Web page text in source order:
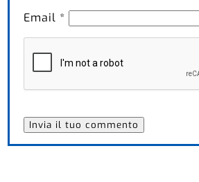
Email *